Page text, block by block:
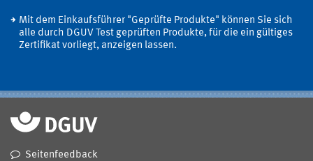
Mit dem Einkaufsführer "Geprüfte Produkte" können Sie sich
alle durch DGUV Test geprüften Produkte, für die ein gültiges
Zertifikat vorliegt, anzeigen lassen.
Seitenfeedback